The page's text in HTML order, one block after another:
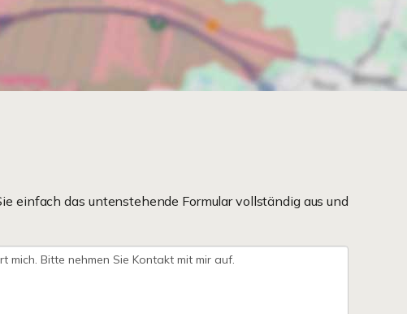
einfach das untenstehende Formular vollständig aus und